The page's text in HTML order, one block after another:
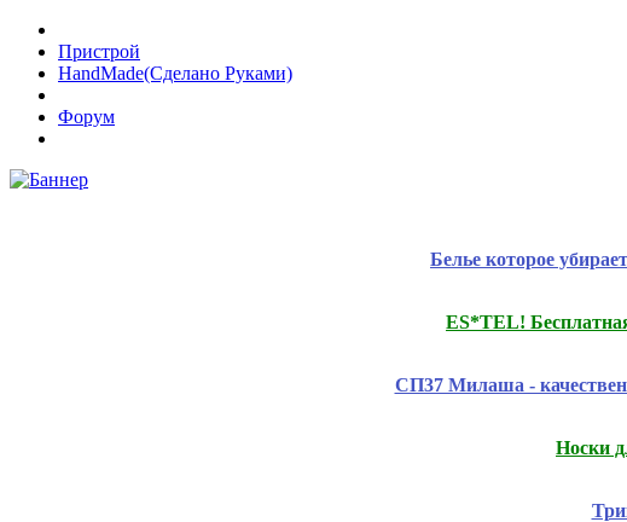
Пристрой
HandMade(Сделано Руками)
Форум
Белье которое
ES*TEL!
СП37 Милаша -
Носки